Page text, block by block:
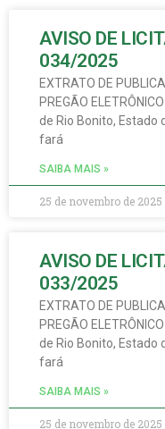
AVISO DE
034/2025
EXTRATO DE
PREGÃO
de Rio Bonito, Estado
fará
SAIBA MAIS »
25 de novembro de 2025
AVISO DE
033/2025
EXTRATO DE
PREGÃO
de Rio Bonito, Estado
fará
SAIBA MAIS »
25 de novembro de 2025